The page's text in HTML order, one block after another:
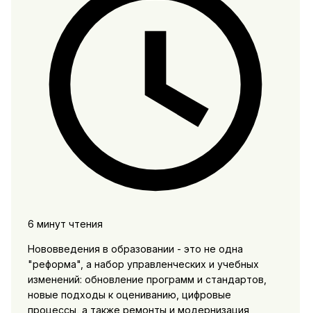
6 минут чтения
Нововведения в образовании - это не одна
"реформа", а набор управленческих и учебных
изменений: обновление программ и стандартов,
новые подходы к оцениванию, цифровые
процессы, а также ремонты и модернизация